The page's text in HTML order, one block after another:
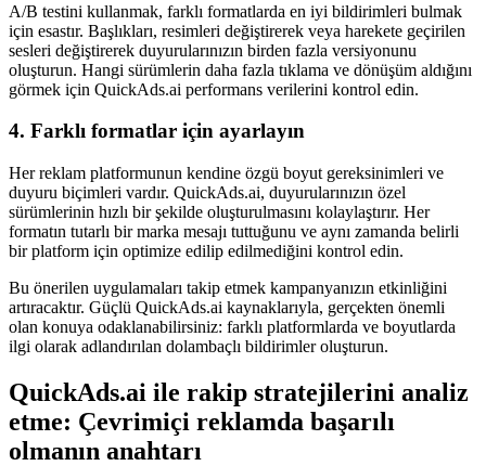
A/B testini kullanmak, farklı formatlarda en iyi bildirimleri bulmak
için esastır. Başlıkları, resimleri değiştirerek veya harekete geçirilen
sesleri değiştirerek duyurularınızın birden fazla versiyonunu
oluşturun. Hangi sürümlerin daha fazla tıklama ve dönüşüm aldığını
görmek için QuickAds.ai performans verilerini kontrol edin.
4. Farklı formatlar için ayarlayın
Her reklam platformunun kendine özgü boyut gereksinimleri ve
duyuru biçimleri vardır. QuickAds.ai, duyurularınızın özel
sürümlerinin hızlı bir şekilde oluşturulmasını kolaylaştırır. Her
formatın tutarlı bir marka mesajı tuttuğunu ve aynı zamanda belirli
bir platform için optimize edilip edilmediğini kontrol edin.
Bu önerilen uygulamaları takip etmek kampanyanızın etkinliğini
artıracaktır. Güçlü QuickAds.ai kaynaklarıyla, gerçekten önemli
olan konuya odaklanabilirsiniz: farklı platformlarda ve boyutlarda
ilgi olarak adlandırılan dolambaçlı bildirimler oluşturun.
QuickAds.ai ile rakip stratejilerini analiz
etme: Çevrimiçi reklamda başarılı
olmanın anahtarı